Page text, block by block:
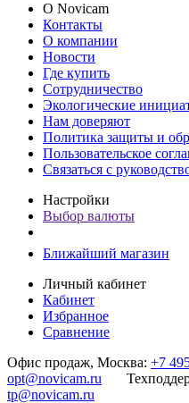
О Novicam
Контакты
О компании
Новости
Где купить
Сотрудничество
Экологические
Нам доверяют
Политика защиты и
Пользовательское
Связаться с
Настройки
Выбор валюты
Ближайший магазин
Личный кабинет
Кабинет
Избранное
Сравнение
Офис продаж, Москва: +7
opt@novicam.ru
tp@novicam.ru